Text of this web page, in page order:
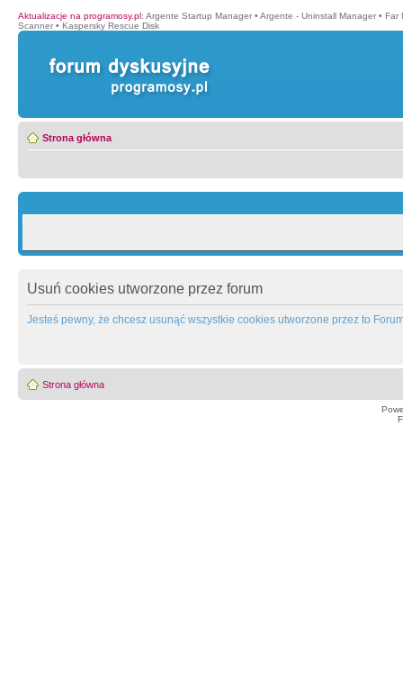
Aktualizacje na programosy.pl: Argente Startup Manager • Argente - Uninstall Manager • Far
Scanner • Kaspersky Rescue Disk
Strona główna
Usuń cookies utworzone przez forum
Jesteś pewny, że chcesz usunąć wszystkie cookies utworzone przez to
Strona główna